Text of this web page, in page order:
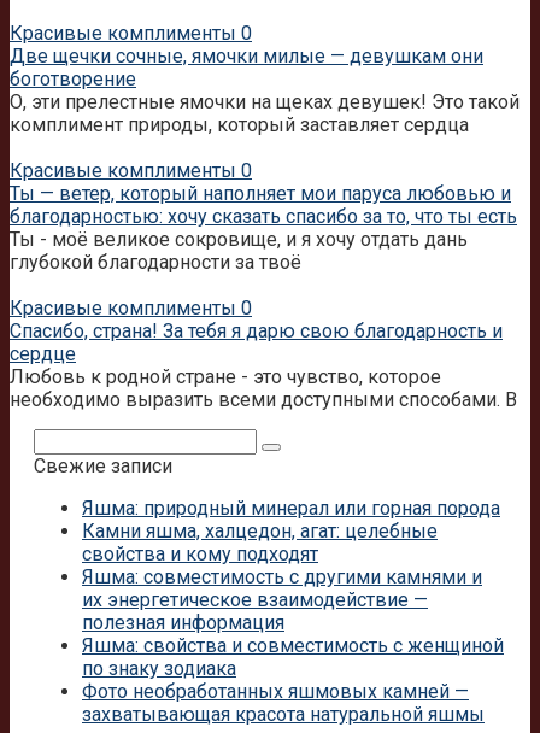
Красивые комплименты 0
Две щечки сочные, ямочки милые — девушкам они
боготворение
О, эти прелестные ямочки на щеках девушек! Это такой
комплимент природы, который заставляет сердца
Красивые комплименты 0
Ты — ветер, который наполняет мои паруса любовью и
благодарностью: хочу сказать спасибо за то, что ты есть
Ты - моё великое сокровище, и я хочу отдать дань
глубокой благодарности за твоё
Красивые комплименты 0
Спасибо, страна! За тебя я дарю свою благодарность и
сердце
Любовь к родной стране - это чувство, которое
необходимо выразить всеми доступными способами. В
Свежие записи
Яшма: природный минерал или горная порода
Камни яшма, халцедон, агат: целебные
свойства и кому подходят
Яшма: совместимость с другими камнями и
их энергетическое взаимодействие —
полезная информация
Яшма: свойства и совместимость с женщиной
по знаку зодиака
Фото необработанных яшмовых камней —
захватывающая красота натуральной яшмы